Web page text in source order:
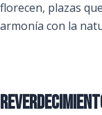
florecen, plazas
armonía con la